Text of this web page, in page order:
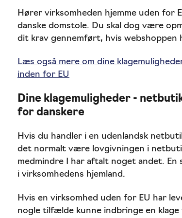
Hører virksomheden hjemme uden for
danske domstole. Du skal dog være
dit krav gennemført, hvis webshoppen
Læs også mere om dine
inden for EU
Dine klagemuligheder -
for danskere
Hvis du handler i en udenlandsk
det normalt være lovgivningen i
medmindre I har aftalt noget andet. En
i virksomhedens hjemland.
Hvis en virksomhed uden for EU har
nogle tilfælde kunne indbringe en